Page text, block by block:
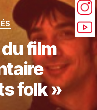
film
folk »